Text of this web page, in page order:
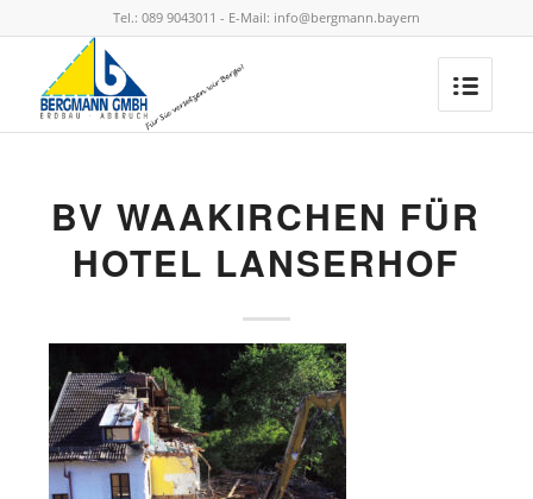
Tel.: 089 9043011 - E-Mail: info@bergmann.bayern
BV WAAKIRCHEN FÜR
HOTEL LANSERHOF